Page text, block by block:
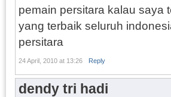
pemain persitara kalau saya
yang terbaik seluruh
persitara
24 April, 2010 at 13:26 Reply
dendy tri hadi